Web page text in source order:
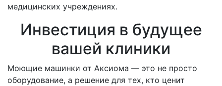
медицинских учреждениях.
Инвестиция в будущее
вашей клиники
Моющие машинки от Аксиома — это не просто
оборудование, а решение для тех, кто ценит